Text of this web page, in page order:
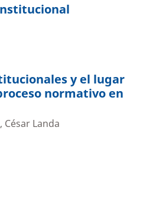
y el lugar
normativo en
Landa